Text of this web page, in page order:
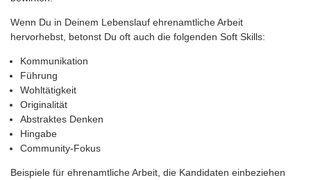
Wenn Du in Deinem Lebenslauf ehrenamtliche Arbeit
hervorhebst, betonst Du oft auch die folgenden Soft Skills:
Kommunikation
Führung
Wohltätigkeit
Originalität
Abstraktes Denken
Hingabe
Community-Fokus
Beispiele für ehrenamtliche Arbeit, die Kandidaten einbeziehen